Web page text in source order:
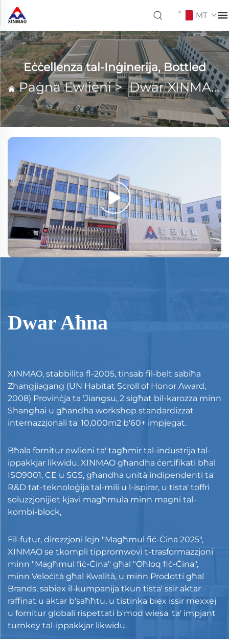
MT
Eċċellenza tal-Inġinerija, Bottled
Paġna Ewlieni>Dwar XINMAO
Dwar Aħna
XINMAO, stabbilita fl-2005, tinsab fil-belt sabiħa
Zhangjiagang (UN Habitat Scroll of Honor Award,
2008) Provinċja ta 'Jiangsu, 2 sigħat bil-karozza minn
Shanghai u għandha workshop standardizzat
internazzjonali ta' 10,000m2 b'60+ impjegat.
Bħala fornitur ewlieni ta' tagħmir tal-industrija tal-
ippakkjar likwidu, XINMAO għandha ċertifikati bħal
ISO9001, CE u SGS, għandha unità indipendenti ta'
R&D tat-teknoloġija tal-mili u l-ispirar, u tista' toffri
soluzzjonijiet kjavi magħmula minn magni tal-
kombi-block,
Fil-futur, direzzjoni lejn "Magħmul fiċ-Ċina 2025",
XINMAO se tkompli tippromwovi t-trasformazzjoni
minn "Magħmul fiċ-Ċina" għal "Oħloq fiċ-Ċina",
minn Veloċità għal Kwalità, u minn Prodotti għal
Brands, sabiex il-kumpanija tkun tista' ssir aktar
raffinat u aktar b'saħħtu, u tistinka biex issir mexxej
u fornitur globali rispettati b'mod wiesa 'ta' impjant
turnkey tal-ippakkjar likwidu.